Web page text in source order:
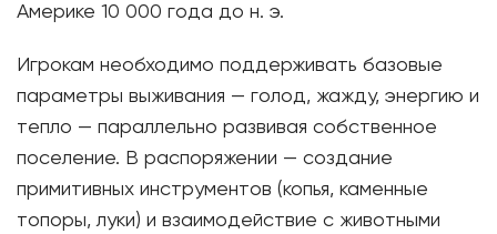
Америке 10 000 года до н. э.
Игрокам необходимо поддерживать базовые
параметры выживания — голод, жажду, энергию и
тепло — параллельно развивая собственное
поселение. В распоряжении — создание
примитивных инструментов (копья, каменные
топоры, луки) и взаимодействие с животными